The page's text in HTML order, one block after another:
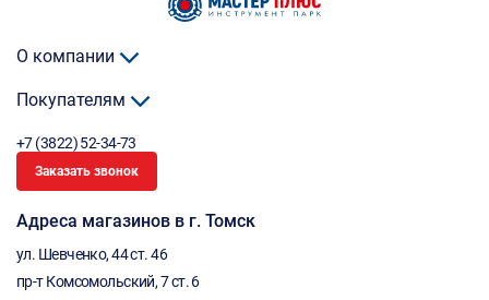
О компании
Покупателям
+7 (3822) 52-34-73
Заказать звонок
Адреса магазинов в г. Томск
ул. Шевченко, 44 ст. 46
пр-т Комсомольский, 7 ст. 6